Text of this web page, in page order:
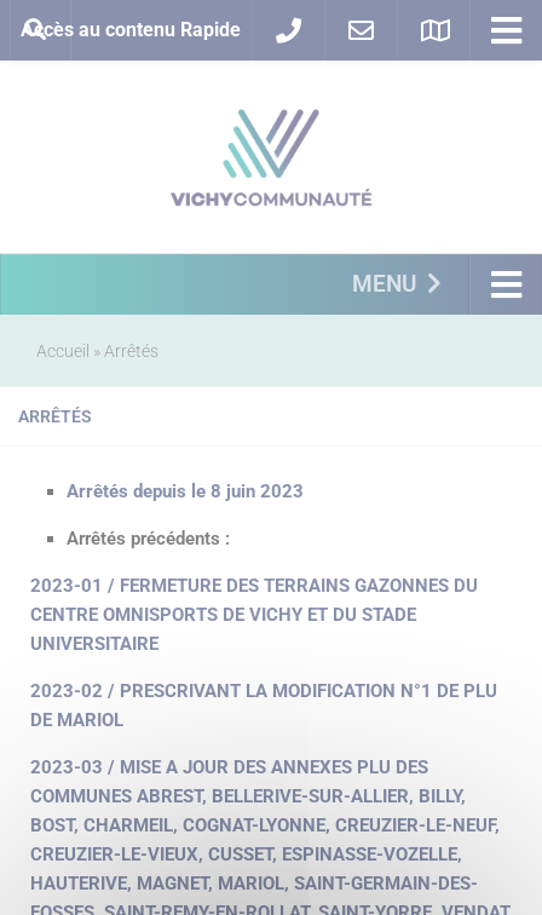
Accès au contenu Rapide
MENU
Accueil » Arrêtés
ARRÊTÉS
Arrêtés depuis le 8 juin 2023
Arrêtés précédents :
2023-01 / FERMETURE DES TERRAINS GAZONNES DU
CENTRE OMNISPORTS DE VICHY ET DU STADE
UNIVERSITAIRE
2023-02 / PRESCRIVANT LA MODIFICATION N°1 DE PLU
DE MARIOL
2023-03 / MISE A JOUR DES ANNEXES PLU DES
COMMUNES ABREST, BELLERIVE-SUR-ALLIER, BILLY,
BOST, CHARMEIL, COGNAT-LYONNE, CREUZIER-LE-NEUF,
CREUZIER-LE-VIEUX, CUSSET, ESPINASSE-VOZELLE,
HAUTERIVE, MAGNET, MARIOL, SAINT-GERMAIN-DES-